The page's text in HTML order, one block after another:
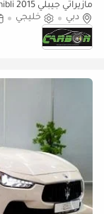
مازيراتي جيبلي STD Maserati Ghibli 2015
دبي
خليجي